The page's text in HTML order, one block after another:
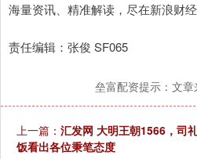
海量资讯、精准解读，尽在新浪财
责任编辑：张俊 SF065
垒富配资提示：文章
上一篇： 汇发网 大明王朝1566，司
饭看出各位秉笔态度